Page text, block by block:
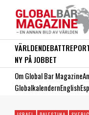
VÄRLDENDEBATT
NY PÅ JOBBET
Om Global Bar Magazine
GlobalkalendernEnglish